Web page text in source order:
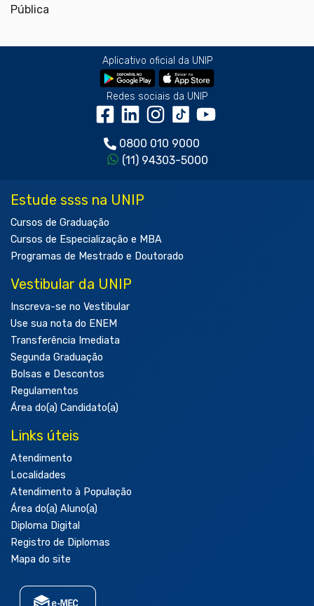
Pública
Aplicativo oficial da UNIP
Redes sociais da UNIP
0800 010 9000
(11) 94303-5000
Estude ssss na UNIP
Cursos de Graduação
Cursos de Especialização e MBA
Programas de Mestrado e Doutorado
Vestibular da UNIP
Inscreva-se no Vestibular
Use sua nota do ENEM
Transferência Imediata
Segunda Graduação
Bolsas e Descontos
Regulamentos
Área do(a) Candidato(a)
Links úteis
Atendimento
Localidades
Atendimento à População
Área do(a) Aluno(a)
Diploma Digital
Registro de Diplomas
Mapa do site